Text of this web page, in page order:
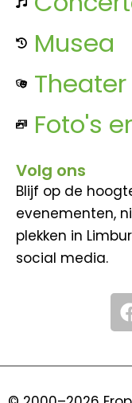
Musea
Theater
Foto's
Volg ons
Blijf op de
evenementen,
plekken in
social media.